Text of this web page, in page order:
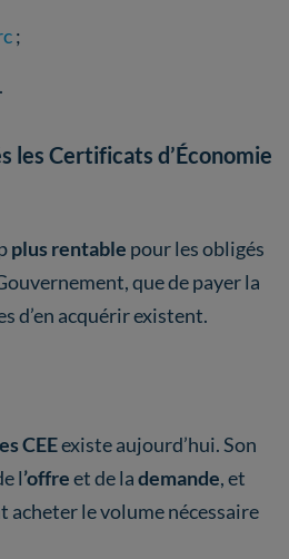
;
.
les Certificats d’Économie
plus rentable pour les obligés
que de payer la
d’en acquérir existent.
CEEexiste aujourd’hui. Son
l’offreet de lademande,et
acheter le volume nécessaire